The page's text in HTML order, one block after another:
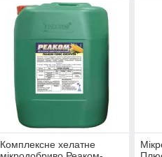
Комплексне хелатне